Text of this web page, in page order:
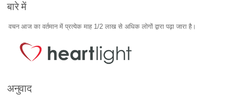
बारे में
वचन आज का वर्तमान में प्रत्येक माह 1/2 लाख से अधिक लोगों द्वारा पढ़ा जारा है।
अनुवाद